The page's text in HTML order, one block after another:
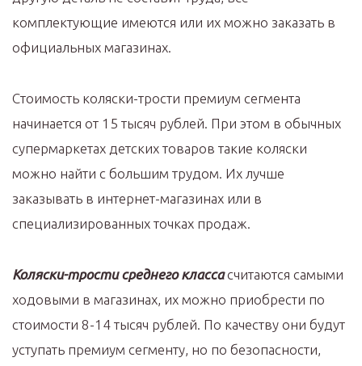
комплектующие имеются или их можно заказать в
официальных магазинах.
Стоимость коляски-трости премиум сегмента
начинается от 15 тысяч рублей. При этом в обычных
супермаркетах детских товаров такие коляски
можно найти с большим трудом. Их лучше
заказывать в интернет-магазинах или в
специализированных точках продаж.
Коляски-трости среднего классасчитаются самыми
ходовыми в магазинах, их можно приобрести по
стоимости 8-14 тысяч рублей. По качеству они будут
уступать премиум сегменту, но по безопасности,